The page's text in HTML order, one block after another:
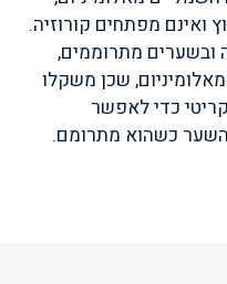
ואינם מפתחים קורוזיה.
ובשערים מתרוממים,
שכן משקלו
כדי לאפשר
כשהוא מתרומם.